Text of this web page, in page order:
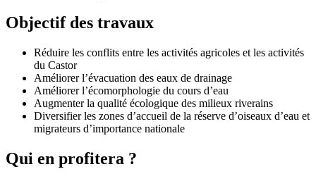
Objectif des travaux
Réduire les conflits entre les activités agricoles et les activités
du Castor
Améliorer l’évacuation des eaux de drainage
Améliorer l’écomorphologie du cours d’eau
Augmenter la qualité écologique des milieux riverains
Diversifier les zones d’accueil de la réserve d’oiseaux d’eau et
migrateurs d’importance nationale
Qui en profitera ?